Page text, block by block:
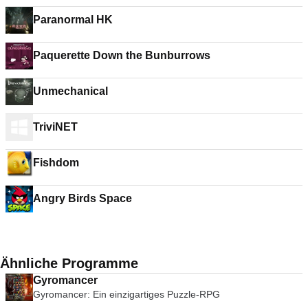
Paranormal HK
Paquerette Down the Bunburrows
Unmechanical
TriviNET
Fishdom
Angry Birds Space
Ähnliche Programme
Gyromancer
Gyromancer: Ein einzigartiges Puzzle-RPG